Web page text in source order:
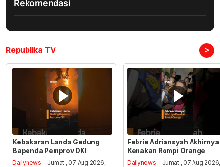
Rekomendasi
Republika TV >
Kebakaran Landa Gedung
Bapenda Pemprov DKI
Dailynews - Jumat , 07 Aug 2026,
Febrie Adriansyah Akhirnya
Kenakan Rompi Orange
Dailynews - Jumat , 07 Aug 2026,